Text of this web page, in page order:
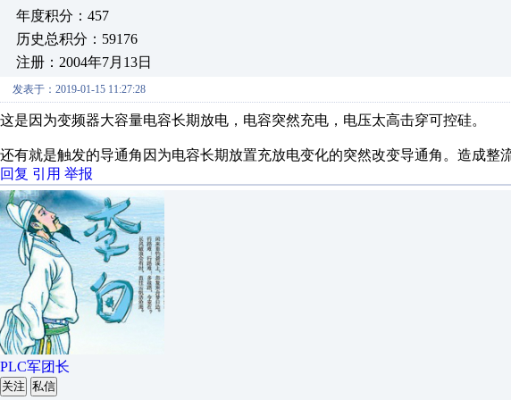
年度积分：457
历史总积分：59176
注册：2004年7月13日
发表于：2019-01-15 11:27:28
这是因为变频器大容量电容长期放电，电容突然充电，电压太高击穿可控硅。
还有就是触发的导通角因为电容长期放置充放电变化的突然改变导通角。造成整
回复 引用 举报
PLC军团长
关注 私信